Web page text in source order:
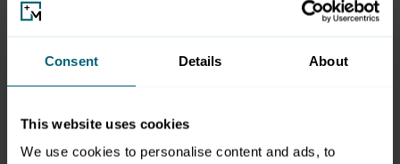
Consent Details About
This website uses cookies
We use cookies to personalise content and ads, to
Salzburger Pferdesport, dem österreichischen
erhalten bleiben."
"Eine große Motivation war für uns nicht nur, dass die
ganze Reitercommunity das Turnier unbedingt will